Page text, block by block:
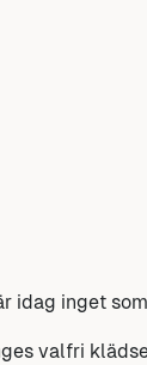
idag inget
valfri